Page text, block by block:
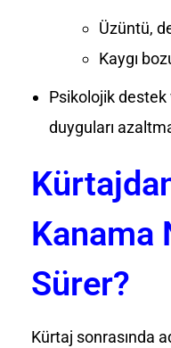
Üzüntü,
Kaygı
Psikolojik destek
duyguları
Kanama
Sürer?
Kürtaj sonrasında